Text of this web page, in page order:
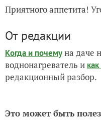
Приятного аппетита!
От редакции
Когда и почемуна даче
воднонагреватель и
редакционный разбор.
Это может быть